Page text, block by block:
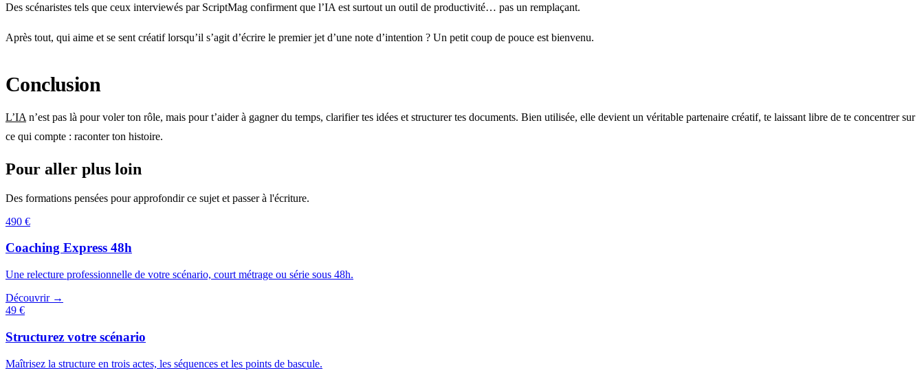
Des scénaristes tels que ceux interviewés par ScriptMag confirment que l’IA est surtout un outil de productivité… pas un remplaçant.
Après tout, qui aime et se sent créatif lorsqu’il s’agit d’écrire le premier jet d’une note d’intention ? Un petit coup de pouce est bienvenu.
Conclusion
L’IA n’est pas là pour voler ton rôle, mais pour t’aider à gagner du temps, clarifier tes idées et structurer tes documents. Bien utilisée, elle devient un véritable partenaire créatif, te laissant libre de te concentrer sur
ce qui compte : raconter ton histoire.
Pour aller plus loin
Des formations pensées pour approfondir ce sujet et passer à l'écriture.
490 €
Coaching Express 48h
Une relecture professionnelle de votre scénario, court métrage ou série sous 48h.
Découvrir →
49 €
Structurez votre scénario
Maîtrisez la structure en trois actes, les séquences et les points de bascule.